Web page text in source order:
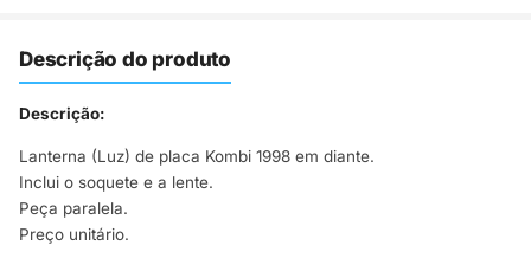
Descrição do produto
Descrição:
Lanterna (Luz) de placa Kombi 1998 em diante.
Inclui o soquete e a lente.
Peça paralela.
Preço unitário.